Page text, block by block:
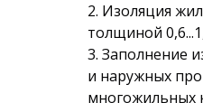
2. Изоляция
толщиной
3. Заполнение
и наружных
многожильных